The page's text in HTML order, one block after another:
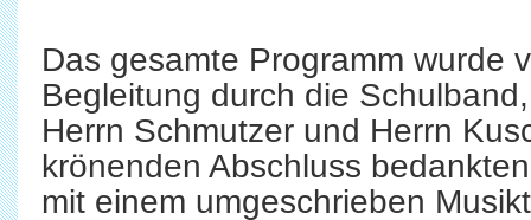
Das gesamte Programm wurde
Begleitung durch die
Herrn Schmutzer und Herrn
krönenden Abschluss
mit einem umgeschrieben